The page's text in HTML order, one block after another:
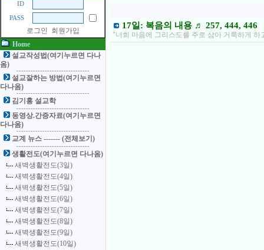
ID
PASS
로그인
회원가입
Home
설교작성법(여기누르면 다나
옴)
설교잘하는 방법(여기누르면
다나옴)
김기홍 설교학
동영상.간증자료(여기누르면
다나옴)
교계 뉴스 ------- (전체보기)
생활전도(여기누르면 다나옴)
새벽생활전도(3일)
새벽생활전도(4일)
새벽생활전도(5일)
새벽생활전도(6일)
새벽생활전도(7일)
새벽생활전도(8일)
새벽생활전도(9일)
새벽생활전도(10일)
17일: 복음의 내용 ♬ 257, 444, 446
"너희 마음에 그리스도를 주로 삼아 거룩하게